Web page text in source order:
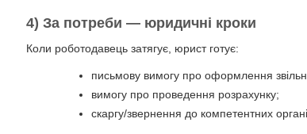
4) За потреби — юридичні кроки
Коли роботодавець затягує, юрист готує:
письмову вимогу про оформлення
вимогу про проведення розрахунку;
скаргу/звернення до компетентних